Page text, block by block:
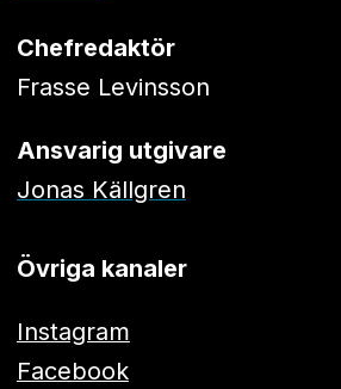
Chefredaktör
Frasse Levinsson
Ansvarig utgivare
Jonas Källgren
Övriga kanaler
Instagram
Facebook